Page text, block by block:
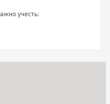
учесть:
подобрать его в тон
детской комнате. В наличии
цветов мебель. Ящики